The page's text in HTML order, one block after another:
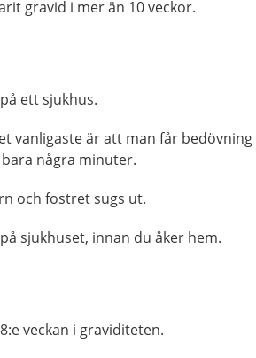
gravid i mer än 10 veckor.
ett sjukhus.
vanligaste är att man får bedövning
några minuter.
och fostret sugs ut.
sjukhuset, innan du åker hem.
veckan i graviditeten.